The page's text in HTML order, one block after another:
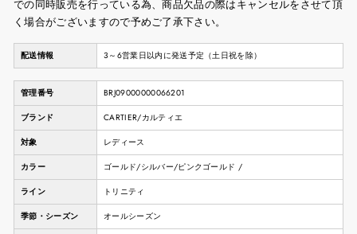
での同時販売を行っている為、商品欠品の際はキャンセルをさせて頂
く場合がございますので予めご了承下さい。
配送情報 3～6営業日以内に発送予定（土日祝を除）
管理番号 BRJ09000000066201
ブランド CARTIER/カルティエ
対象 レディース
カラー ゴールド/シルバー/ピンクゴールド /
ライン トリニティ
季節・シーズン オールシーズン